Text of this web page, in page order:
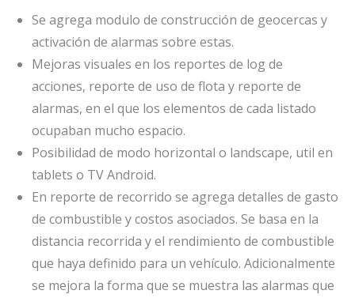
Se agrega modulo de construcción de geocercas y
activación de alarmas sobre estas.
Mejoras visuales en los reportes de log de
acciones, reporte de uso de flota y reporte de
alarmas, en el que los elementos de cada listado
ocupaban mucho espacio.
Posibilidad de modo horizontal o landscape, util en
tablets o TV Android.
En reporte de recorrido se agrega detalles de gasto
de combustible y costos asociados. Se basa en la
distancia recorrida y el rendimiento de combustible
que haya definido para un vehículo. Adicionalmente
se mejora la forma que se muestra las alarmas que